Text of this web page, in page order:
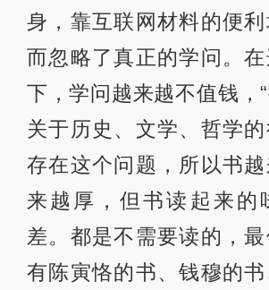
身，靠互联网材料的便利
而忽略了真正的学问。
下，学问越来越不值钱，“
关于历史、文学、哲学
存在这个问题，所以书
来越厚，但书读起来的
差。都是不需要读的，
有陈寅恪的书、钱穆的